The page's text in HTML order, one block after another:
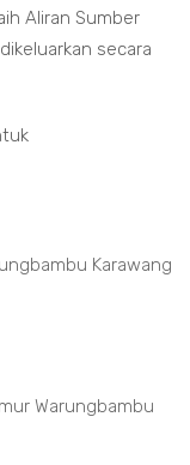
Aliran Sumber
secara
Karawang
Warungbambu